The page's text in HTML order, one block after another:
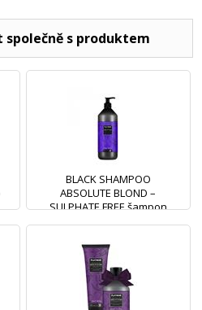
s produktem
BLACK SHAMPOO
ABSOLUTE BLOND –
SULPHATE FREE šampon